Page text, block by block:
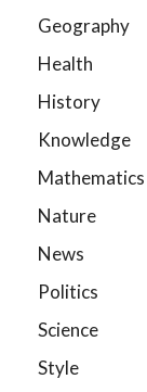
Geography
Health
History
Knowledge
Mathematics
Nature
News
Politics
Science
Style